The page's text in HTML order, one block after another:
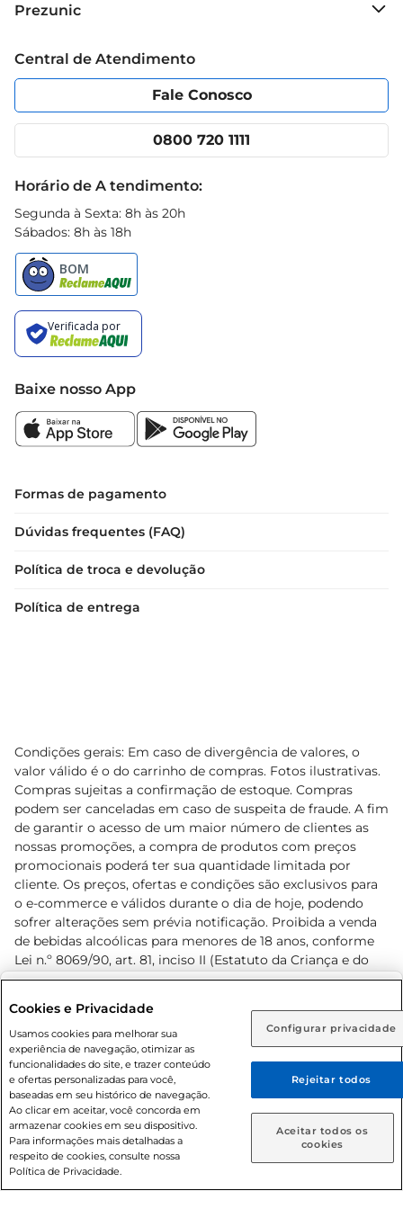
Rio de Janeiro (RJ) Goiás (GO)
Ou
Caso queira comprar online, informe como deseja receber
suas compras:
Entrega em casa Retire em Loja
Grupo Cencosud
Política de Privacidade
Portal do fornecedor
Cencosud Media
Prezunic
Código de Ética
App Prezunic
Central de Atendimento
Fale Conosco
0800 720 1111
Horário de A tendimento:
Segunda à Sexta: 8h às 20h
Sábados: 8h às 18h
Baixe nosso App
Formas de pagamento
Dúvidas frequentes (FAQ)
Política de troca e devolução
Política de entrega
Condições gerais: Em caso de divergência de valores, o
valor válido é o do carrinho de compras. Fotos ilustrativas.
Compras sujeitas a confirmação de estoque. Compras
podem ser canceladas em caso de suspeita de fraude. A fim
de garantir o acesso de um maior número de clientes as
nossas promoções, a compra de produtos com preços
promocionais poderá ter sua quantidade limitada por
cliente. Os preços, ofertas e condições são exclusivos para
o e-commerce e válidos durante o dia de hoje, podendo
sofrer alterações sem prévia notificação. Proibida a venda
de bebidas alcoólicas para menores de 18 anos, conforme
Lei n.º 8069/90, art. 81, inciso II (Estatuto da Criança e do
Adolescente). Preços e condições exclusivos para o
prévio. O valor mínimo para as compras on-line é de R$
80,00.
© 2026 Copyright. Todos os direitos
reservados Prezunic.
Cookies e Privacidade
Usamos cookies para melhorar sua
experiência de navegação, otimizar as
funcionalidades do site, e trazer conteúdo
e ofertas personalizadas para você,
baseadas em seu histórico de navegação.
Ao clicar em aceitar, você concorda em
armazenar cookies em seu dispositivo.
Para informações mais detalhadas a
respeito de cookies, consulte nossa
Política de Privacidade.
Configurar privacidade
Rejeitar todos
Aceitar todos os
cookies